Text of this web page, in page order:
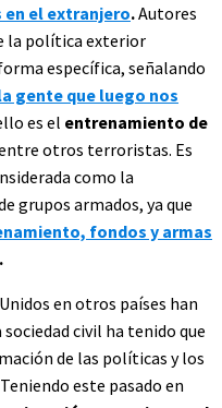
el extranjero.Autores
la política exterior
específica, señalando
gente que luego nos
es el entrenamiento de
otros terroristas. Es
como la
grupos armados, ya que
fondos y armas
.
en otros países han
civil ha tenido que
de las políticas y los
este pasado en